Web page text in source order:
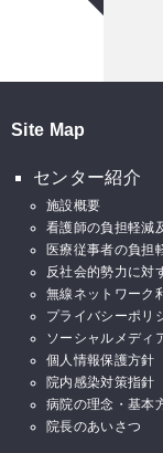
Site Map
センター紹介
施設概要
看護師の負担軽減
医療従事者の負担
反社会的勢力に対
無線ネットワーク
プライバシーポリ
ソーシャルメディ
個人情報保護方針
院内感染対策指針
病院の理念・基本
院長のあいさつ